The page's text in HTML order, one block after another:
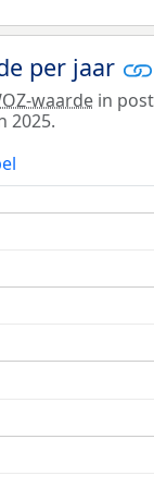
per jaar
waarde in
2025.